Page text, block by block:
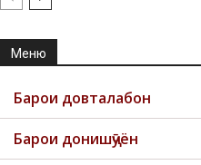
Меню
Барои довталабон
Барои донишҷӯён